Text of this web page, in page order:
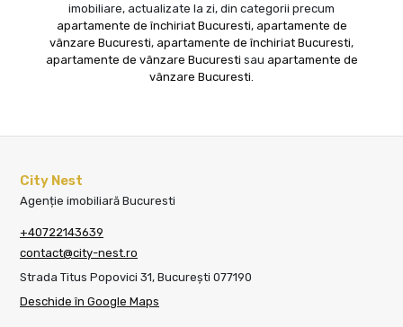
imobiliare, actualizate la zi, din categorii precum
apartamente de închiriat Bucuresti, apartamente de
vânzare Bucuresti, apartamente de închiriat Bucuresti,
apartamente de vânzare Bucuresti sau apartamente de
vânzare Bucuresti
City Nest
Agenție imobiliară Bucuresti
+40722143639
contact@city-nest.ro
Strada Titus Popovici 31, București 077190
Deschide în Google Maps